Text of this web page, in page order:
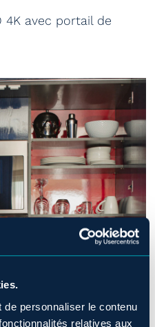
personnaliser le contenu
relatives aux
4K avec portail de